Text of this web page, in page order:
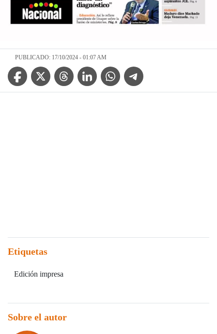
PUBLICADO: 17/10/2024 - 01:07 AM
Facebook IconTwitter IconThreads IconLinkedin IconWhatsApp IconTelegram Icon
Etiquetas
Edición impresa
Sobre el autor